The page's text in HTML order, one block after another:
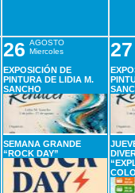
26 AGOSTO
Miercoles
EXPOSICIÓN DE
PINTURA DE LIDIA M.
SANCHO
SEMANA GRANDE
“ROCK DAY”
27